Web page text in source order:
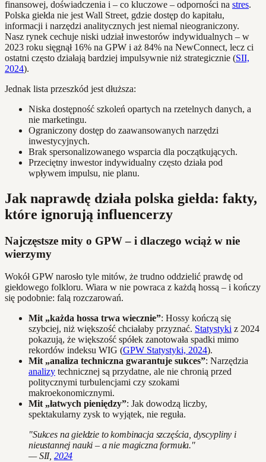
finansowej, doświadczenia i – co kluczowe – odporności na stres.
Polska giełda nie jest Wall Street, gdzie dostęp do kapitału,
informacji i narzędzi analitycznych jest niemal nieograniczony.
Nasz rynek cechuje niski udział inwestorów indywidualnych – w
2023 roku sięgnął 16% na GPW i aż 84% na NewConnect, lecz ci
ostatni często działają bardziej impulsywnie niż strategicznie (SII,
2024).
Jednak lista przeszkód jest dłuższa:
Niska dostępność szkoleń opartych na rzetelnych danych, a
nie marketingu.
Ograniczony dostęp do zaawansowanych narzędzi
inwestycyjnych.
Brak spersonalizowanego wsparcia dla początkujących.
Przeciętny inwestor indywidualny często działa pod
wpływem impulsu, nie planu.
Jak naprawdę działa polska giełda: fakty,
które ignorują influencerzy
Najczęstsze mity o GPW – i dlaczego wciąż w nie
wierzymy
Wokół GPW narosło tyle mitów, że trudno oddzielić prawdę od
giełdowego folkloru. Wiara w nie powraca z każdą hossą – i kończy
się podobnie: falą rozczarowań.
Mit „każda hossa trwa wiecznie”: Hossy kończą się
szybciej, niż większość chciałaby przyznać. Statystyki z 2024
pokazują, że większość spółek zanotowała spadki mimo
rekordów indeksu WIG (GPW Statystyki, 2024).
Mit „analiza techniczna gwarantuje sukces”: Narzędzia
analizy technicznej są przydatne, ale nie chronią przed
politycznymi turbulencjami czy szokami
makroekonomicznymi.
Mit „łatwych pieniędzy”: Jak dowodzą liczby,
spektakularny zysk to wyjątek, nie reguła.
"Sukces na giełdzie to kombinacja szczęścia, dyscypliny i
nieustannej nauki – a nie magiczna formuła."
— SII, 2024